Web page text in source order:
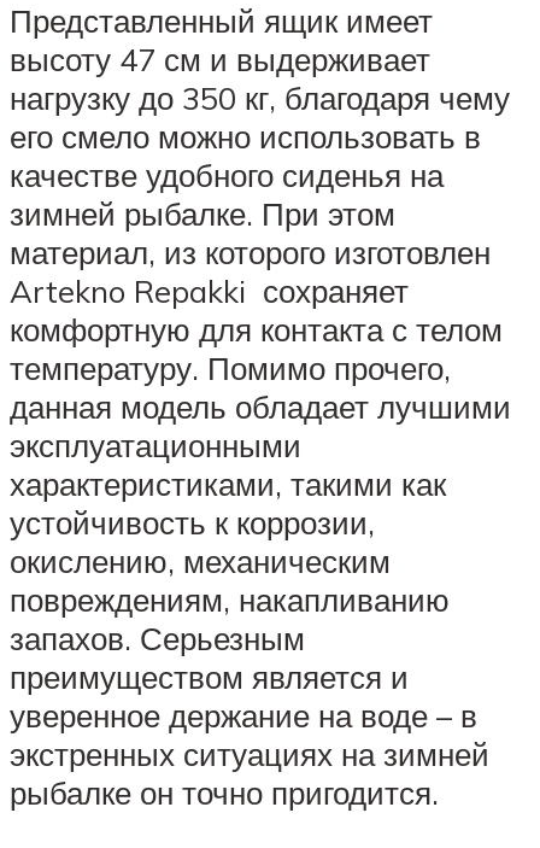
Представленный ящик имеет
высоту 47 см и выдерживает
нагрузку до 350 кг, благодаря чему
его смело можно использовать в
качестве удобного сиденья на
зимней рыбалке. При этом
материал, из которого изготовлен
Artekno Repakki сохраняет
комфортную для контакта с телом
температуру. Помимо прочего,
данная модель обладает лучшими
эксплуатационными
характеристиками, такими как
устойчивость к коррозии,
окислению, механическим
повреждениям, накапливанию
запахов. Серьезным
преимуществом является и
уверенное держание на воде – в
экстренных ситуациях на зимней
рыбалке он точно пригодится.